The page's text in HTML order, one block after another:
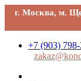
г. Москва, м.
+7 (903)